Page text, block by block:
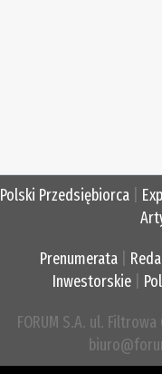
Polski Przedsiębiorca
Prenumerata
Inwestorskie|
FORUM S.A. ul.